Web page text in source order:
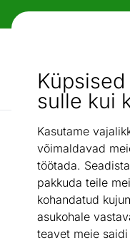
sulle kui
Kasutame
võimaldavad
töötada.
pakkuda teile
kohandatud
asukohale
teavet meie
Mööbel ja
Otsi...